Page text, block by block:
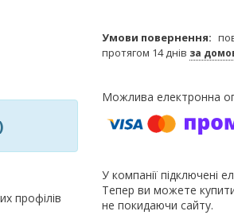
профілів
протягом 14 днів за
У компанії підключені
Тепер ви можете
не покидаючи сайту.